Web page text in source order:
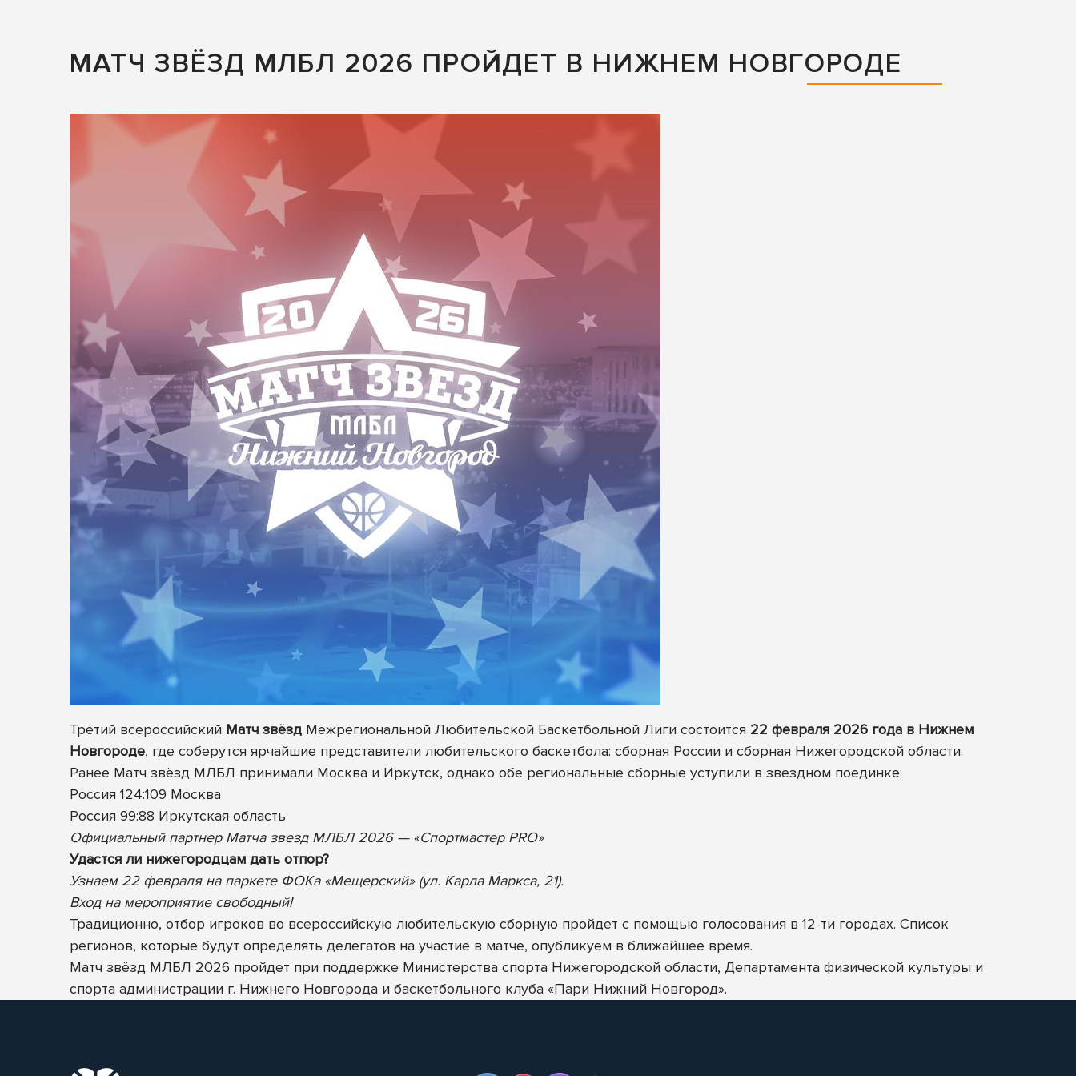
МАТЧ ЗВЁЗД МЛБЛ 2026 ПРОЙДЕТ В НИЖНЕМ НОВГОРОДЕ
Третий всероссийский Матч звёзд Межрегиональной Любительской Баскетбольной Лиги состоится 22 февраля 2026 года в Нижнем
Новгороде, где соберутся ярчайшие представители любительского баскетбола: сборная России и сборная Нижегородской области.
Ранее Матч звёзд МЛБЛ принимали Москва и Иркутск, однако обе региональные сборные уступили в звездном поединке:
Россия 124:109 Москва
Россия 99:88 Иркутская область
Официальный партнер Матча звезд МЛБЛ 2026 — «Спортмастер PRO»
Удастся ли нижегородцам дать отпор?
Узнаем 22 февраля на паркете ФОКа «Мещерский» (ул. Карла Маркса, 21).
Вход на мероприятие свободный!
Традиционно, отбор игроков во всероссийскую любительскую сборную пройдет с помощью голосования в 12-ти городах. Список
регионов, которые будут определять делегатов на участие в матче, опубликуем в ближайшее время.
Матч звёзд МЛБЛ 2026 пройдет при поддержке Министерства спорта Нижегородской области, Департамента физической культуры и
спорта администрации г. Нижнего Новгорода и баскетбольного клуба «Пари Нижний Новгород».